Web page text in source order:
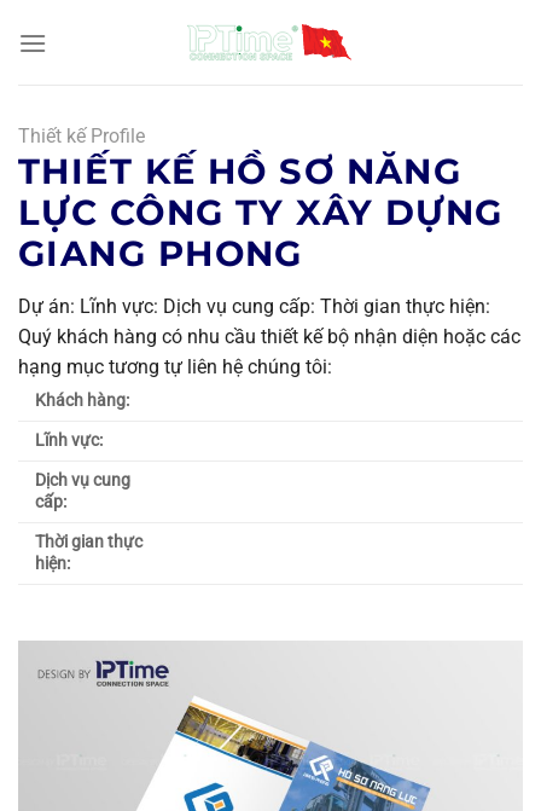
đến
Thiết kế Profile
THIẾT KẾ HỒ SƠ NĂNG
LỰC CÔNG TY XÂY DỰNG
GIANG PHONG
Dự án: Lĩnh vực: Dịch vụ cung cấp: Thời gian thực hiện:
Quý khách hàng có nhu cầu thiết kế bộ nhận diện hoặc các
hạng mục tương tự liên hệ chúng tôi:
Khách hàng:
Lĩnh vực:
Dịch vụ cung
cấp:
Thời gian thực
hiện: